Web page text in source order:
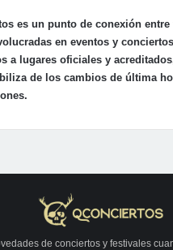
es un punto de conexión entre
en eventos y
a lugares oficiales y
de los cambios de última
de conciertos y festivales